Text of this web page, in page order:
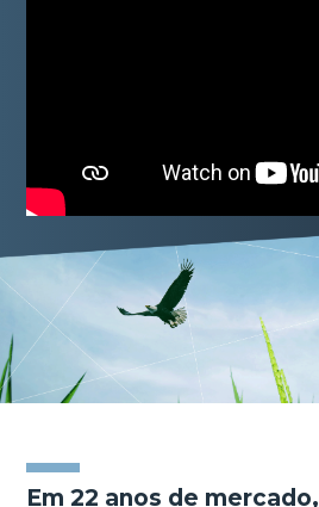
Em 22 anos de mercado,